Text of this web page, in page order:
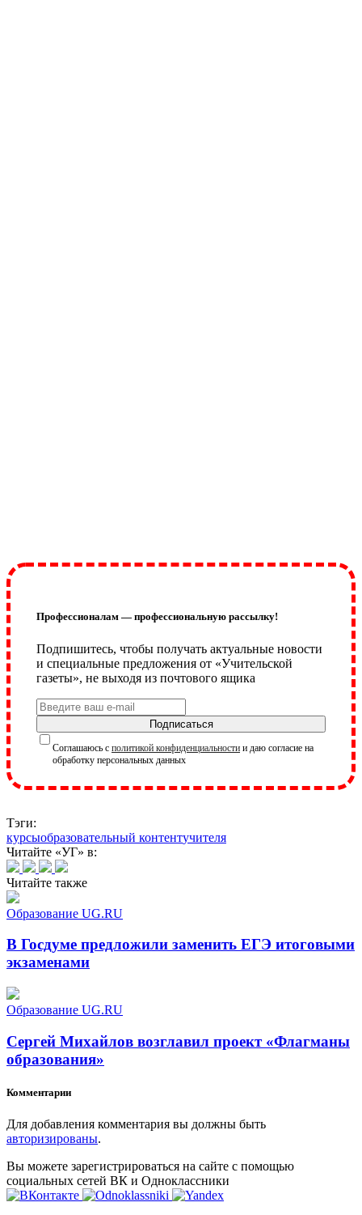
Профессионалам — профессиональную рассылку!
Подпишитесь, чтобы получать актуальные новости
и специальные предложения от «Учительской
газеты», не выходя из почтового ящика
Подписаться
Соглашаюсь с политикой конфиденциальности и даю согласие на
обработку персональных данных
Тэги:
курсыобразовательный контентучителя
Читайте «УГ» в:
Читайте также
Образование UG.RU
В Госдуме предложили заменить ЕГЭ итоговыми
экзаменами
Образование UG.RU
Сергей Михайлов возглавил проект «Флагманы
образования»
Комментарии
Для добавления комментария вы должны быть
авторизированы.
Вы можете зарегистрироваться на сайте с помощью
социальных сетей ВК и Одноклассники